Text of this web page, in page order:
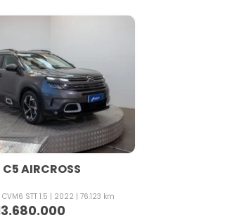
C5 AIRCROSS
STT 1.5 2022 76.123 km